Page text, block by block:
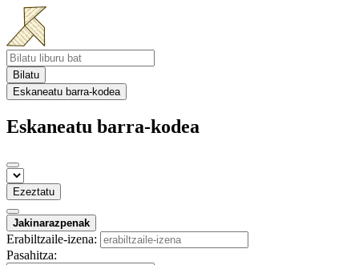
Bilatu
Eskaneatu barra-kodea
Eskaneatu barra-kodea
Ezeztatu
Jakinarazpenak
Erabiltzaile-izena:
Pasahitza: